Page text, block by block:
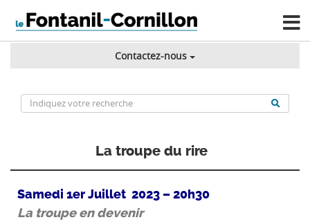
Contactez-nous
La troupe du rire
Samedi 1er Juillet 2023 – 20h30
La troupe en devenir